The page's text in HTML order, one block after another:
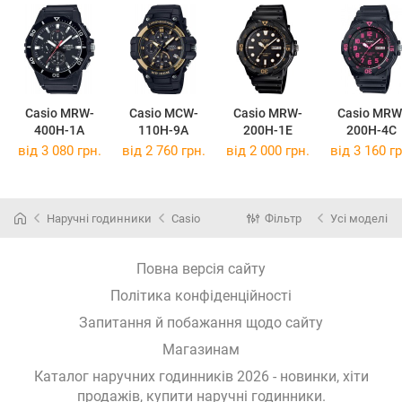
Casio MRW-
400H-1A
Casio MCW-
110H-9A
Casio MRW-
200H-1E
Casio
200H-4C
від 3 080 грн. від 2 760 грн. від 2 000 грн. від 3 160
Наручні годинники Casio Фільтр Усі моделі
Повна версія сайту
Політика конфіденційності
Запитання й побажання щодо сайту
Магазинам
Каталог наручних годинників 2026 - новинки, хіти
продажів, купити наручні годинники.